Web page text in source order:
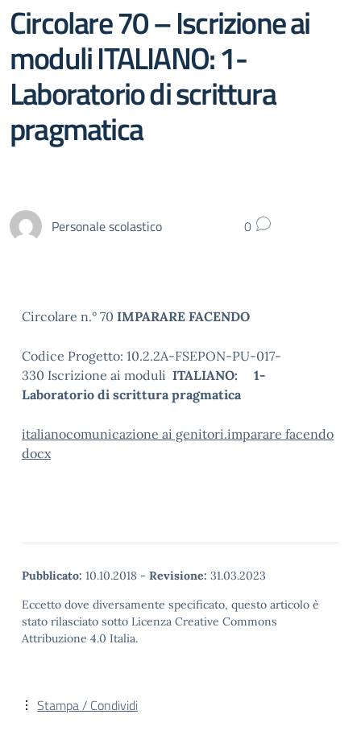
Circolare 70 – Iscrizione ai
moduli ITALIANO: 1-
Laboratorio di scrittura
pragmatica
Personale scolastico 0
Circolare n.° 70 IMPARARE FACENDO
Codice Progetto: 10.2.2A-FSEPON-PU-017-
330 Iscrizione ai moduli ITALIANO: 1-
Laboratorio di scrittura pragmatica
italianocomunicazione ai genitori.imparare facendo
docx
Pubblicato: 10.10.2018 - Revisione: 31.03.2023
Eccetto dove diversamente specificato, questo articolo è
stato rilasciato sotto Licenza Creative Commons
Attribuzione 4.0 Italia.
Stampa / Condividi